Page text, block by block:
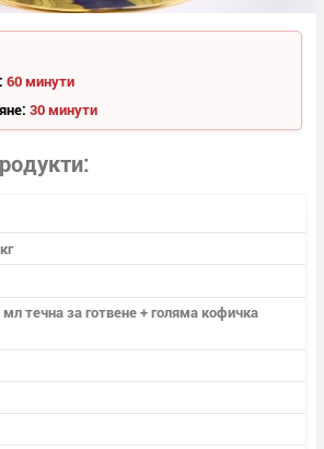
60 минути
30 минути
течна за готвене + голяма кофичка